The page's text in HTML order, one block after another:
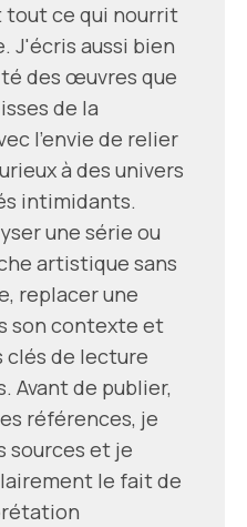
ce qui nourrit
J'écris aussi bien
des œuvres que
de la
l'envie de relier
à des univers
intimidants.
une série ou
artistique sans
replacer une
son contexte et
clés de lecture
Avant de publier,
références, je
sources et je
le fait de